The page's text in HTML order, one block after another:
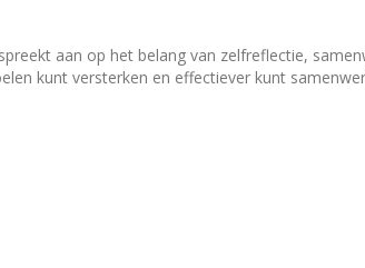
aan op het belang van zelfreflectie,
kunt versterken en effectiever kunt